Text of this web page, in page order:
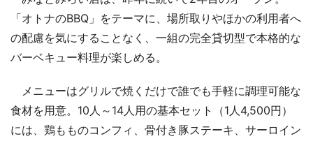
「オトナのBBQ」をテーマに、場所取りやほかの利用者へ
の配慮を気にすることなく、一組の完全貸切型で本格的な
バーベキュー料理が楽しめる。
メニューはグリルで焼くだけで誰でも手軽に調理可能な
食材を用意。10人～14人用の基本セット（1人4,500円）
には、鶏もものコンフィ、骨付き豚ステーキ、サーロイン